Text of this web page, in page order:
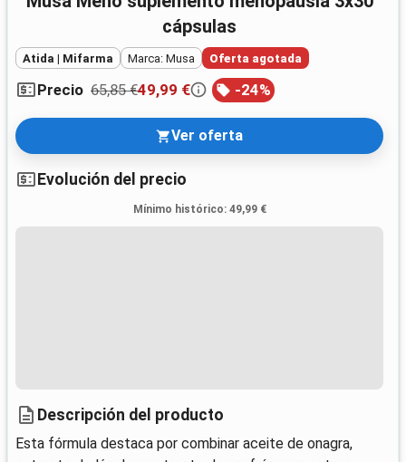
cápsulas
Atida | Mifarma Marca: Musa Oferta agotada
Precio 65,85 €49,99 € -24%
Ver oferta
Evolución del precio
Mínimo histórico: 49,99 €
Descripción del producto
Esta fórmula destaca por combinar aceite de onagra,